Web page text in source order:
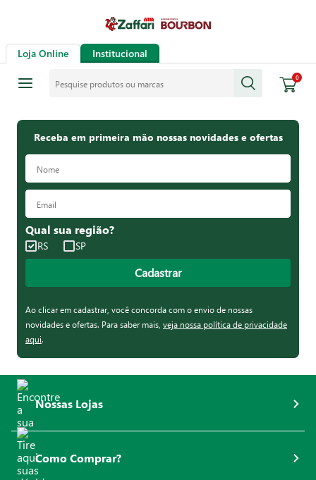
Loja Online Institucional
0
Receba em primeira mão nossas novidades e ofertas
Qual sua região?
RS SP
Cadastrar
Ao clicar em cadastrar, você concorda com o envio de nossas
novidades e ofertas. Para saber mais, veja nossa política de privacidade
aqui.
Nossas Lojas
Como Comprar?